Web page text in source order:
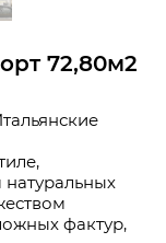
72,80м2
фактур,